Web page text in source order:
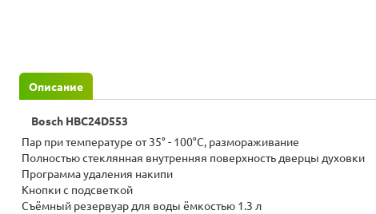
Описание
Bosch HBC24D553
Пар при температурe от 35° - 100°C, размораживание
Полностью стеклянная внутренняя поверхность дверцы духовки
Программа удаления накипи
Кнопки с подсветкой
Съёмный резервуар для воды ёмкостью 1.3 л